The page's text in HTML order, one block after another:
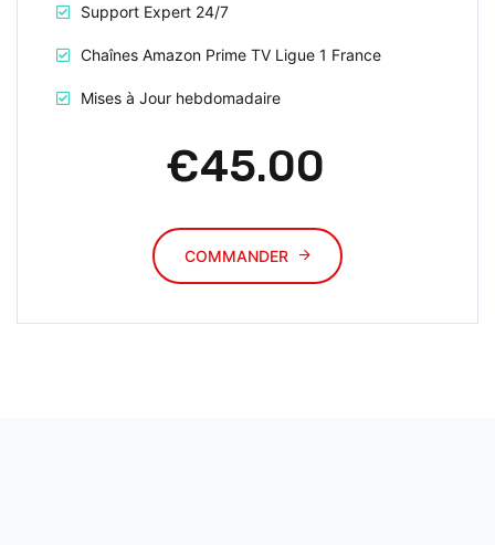
Support Expert 24/7
Chaînes Amazon Prime TV Ligue 1 France
Mises à Jour hebdomadaire
€45.00
COMMANDER